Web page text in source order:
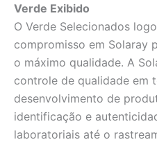
Verde Exibido
O Verde Selecionados
compromisso em Solaray
o máximo qualidade. A
controle de qualidade em
desenvolvimento de
identificação e
laboratoriais até o